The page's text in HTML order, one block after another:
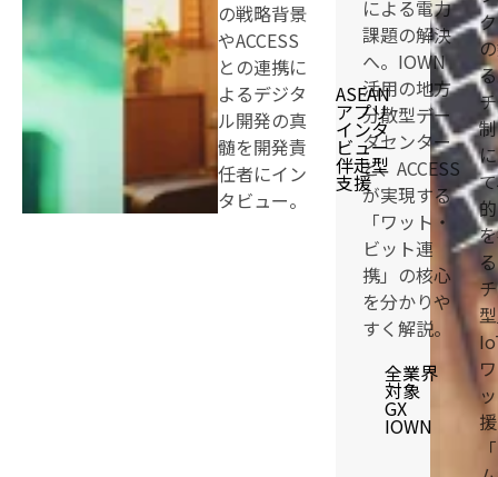
の戦略背景
やACCESS
との連携に
よるデジタ
ル開発の真
髄を開発責
任者にイン
タビュー。
ASEAN
アプリ
インタ
ビュー
伴走型
支援
による電力
課題の解決
へ。IOWN
活用の地方
分散型デー
タセンター
と、ACCESS
が実現する
「ワット・
ビット連
携」の核心
を分かりや
すく解説。
全業界
対象
GX
IOWN